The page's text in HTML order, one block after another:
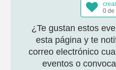
0 de
¿Te gustan estos
esta página y te
correo electrónico
eventos o